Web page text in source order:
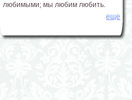
любимыми; мы любим любить.
еще